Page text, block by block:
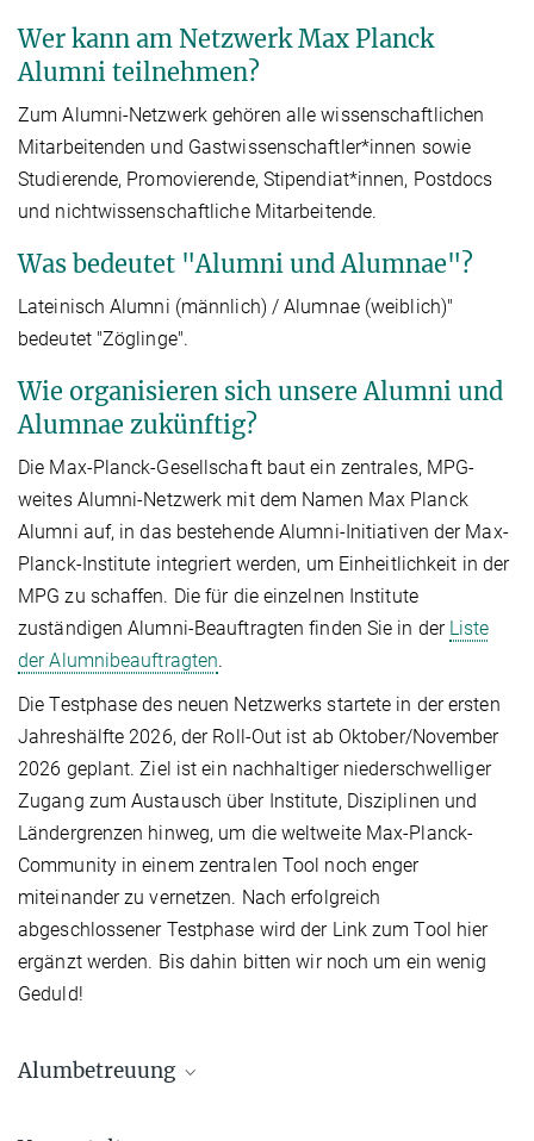
Wer kann am Netzwerk Max Planck
Alumni teilnehmen?
Zum Alumni-Netzwerk gehören alle wissenschaftlichen
Mitarbeitenden und Gastwissenschaftler*innen sowie
Studierende, Promovierende, Stipendiat*innen, Postdocs
und nichtwissenschaftliche Mitarbeitende.
Was bedeutet "Alumni und Alumnae"?
Lateinisch Alumni (männlich) / Alumnae (weiblich)"
bedeutet "Zöglinge".
Wie organisieren sich unsere Alumni und
Alumnae zukünftig?
Die Max-Planck-Gesellschaft baut ein zentrales, MPG-
weites Alumni-Netzwerk mit dem Namen Max Planck
Alumni auf, in das bestehende Alumni-Initiativen der Max-
Planck-Institute integriert werden, um Einheitlichkeit in der
MPG zu schaffen. Die für die einzelnen Institute
zuständigen Alumni-Beauftragten finden Sie in der Liste
der Alumnibeauftragten.
Die Testphase des neuen Netzwerks startete in der ersten
Jahreshälfte 2026, der Roll-Out ist ab Oktober/November
2026 geplant. Ziel ist ein nachhaltiger niederschwelliger
Zugang zum Austausch über Institute, Disziplinen und
Ländergrenzen hinweg, um die weltweite Max-Planck-
Community in einem zentralen Tool noch enger
miteinander zu vernetzen. Nach erfolgreich
abgeschlossener Testphase wird der Link zum Tool hier
ergänzt werden. Bis dahin bitten wir noch um ein wenig
Geduld!
Alumbetreuung